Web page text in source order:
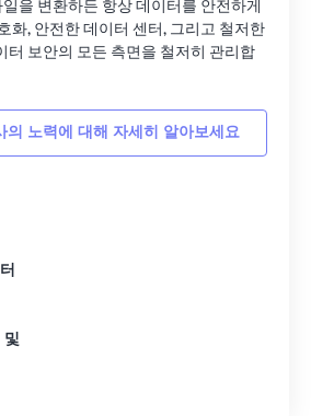
을 변환하든 항상 데이터를 안전하게
화, 안전한 데이터 센터, 그리고 철저한
터 보안의 모든 측면을 철저히 관리합
의 노력에 대해 자세히 알아보세요
및